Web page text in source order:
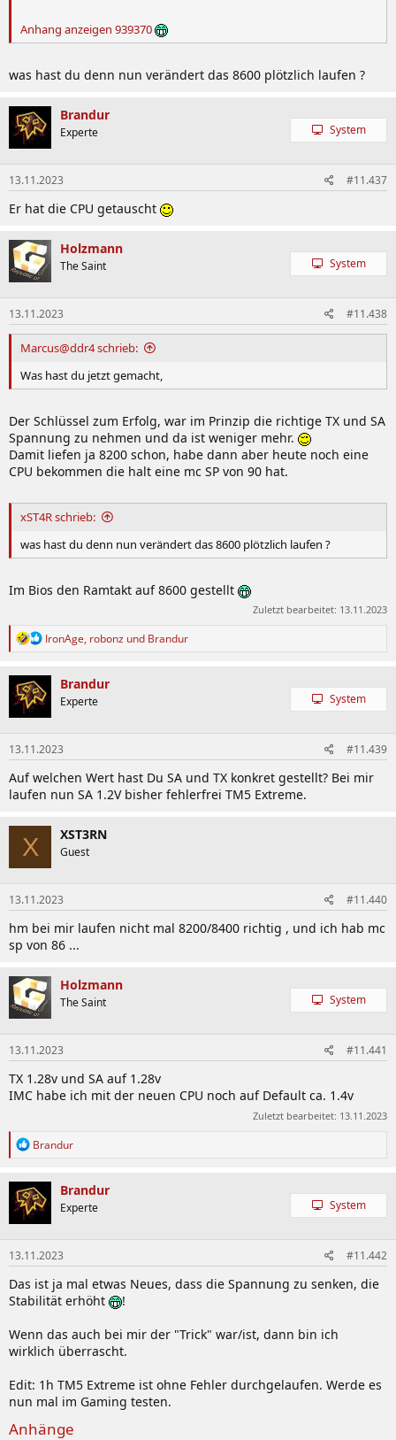
Anhang anzeigen 939370
was hast du denn nun verändert das 8600 plötzlich laufen ?
Brandur
Experte System
13.11.2023 #11.437
Er hat die CPU getauscht
Holzmann
The Saint System
13.11.2023 #11.438
Marcus@ddr4 schrieb:
Was hast du jetzt gemacht,
Der Schlüssel zum Erfolg, war im Prinzip die richtige TX und SA
Spannung zu nehmen und da ist weniger mehr.
Damit liefen ja 8200 schon, habe dann aber heute noch eine
CPU bekommen die halt eine mc SP von 90 hat.
xST4R schrieb:
was hast du denn nun verändert das 8600 plötzlich laufen ?
Im Bios den Ramtakt auf 8600 gestellt
Zuletzt bearbeitet: 13.11.2023
R
k
t
i
o
n
e
n
:
IronAge, robonz und Brandur
Brandur
Experte System
13.11.2023 #11.439
Auf welchen Wert hast Du SA und TX konkret gestellt? Bei mir
laufen nun SA 1.2V bisher fehlerfrei TM5 Extreme.
X XST3RN
Guest
13.11.2023 #11.440
hm bei mir laufen nicht mal 8200/8400 richtig , und ich hab mc
sp von 86 ...
Holzmann
The Saint System
13.11.2023 #11.441
TX 1.28v und SA auf 1.28v
IMC habe ich mit der neuen CPU noch auf Default ca. 1.4v
Zuletzt bearbeitet: 13.11.2023
R
k
t
i
o
n
e
n
Brandur
Brandur
Experte System
13.11.2023 #11.442
Das ist ja mal etwas Neues, dass die Spannung zu senken, die
Stabilität erhöht
!
Wenn das auch bei mir der "Trick" war/ist, dann bin ich
wirklich überrascht.
Edit: 1h TM5 Extreme ist ohne Fehler durchgelaufen. Werde es
nun mal im Gaming testen.
Anhänge